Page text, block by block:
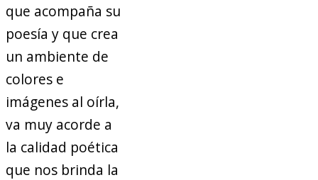
que acompaña su
poesía y que crea
un ambiente de
colores e
imágenes al oírla,
va muy acorde a
la calidad poética
que nos brinda la